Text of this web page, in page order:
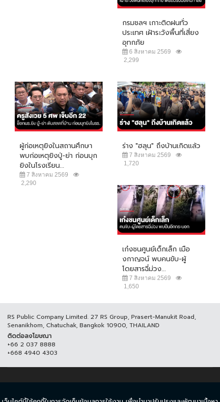
กรมชลฯ เกาะติดฝนทั่ว
ประเทศ เฝ้าระวังพื้นที่เสี่ยง
อุทกภัย
6 สิงหาคม 2569
2,299
ผู้ก่อเหตุยิงในสถานศึกษา
พบก่อเหตุยิงปู่-ย่า ก่อนบุก
ยิงในโรงเรียน...
7 สิงหาคม 2569
2,290
ร่าง "ฮลุน" ถึงบ้านเกิดแล้ว
7 สิงหาคม 2569
1,720
เก๋งชนศูนย์เด็กเล็ก เมือ
งกาญจน์ พบคนขับ-ผู้
โดยสารฉี่ม่วง...
7 สิงหาคม 2569
1,650
RS Public Company Limited. 27 RS Group, Prasert-Manukit Road,
Senanikhom, Chatuchak, Bangkok 10900, THAILAND
ติดต่อลงโฆษณา
+66 2 037 8888
+668 4940 4303
© COPYRIGHT 2017 THAICH8.COM, ALL RIGHT RESERVED.